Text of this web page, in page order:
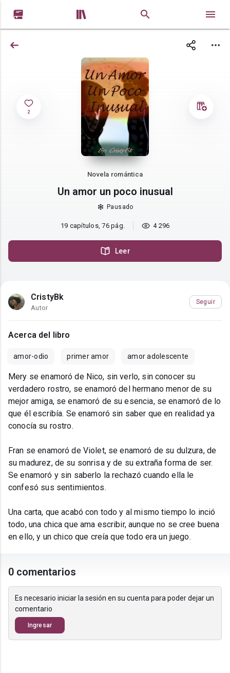
 
2
Novela romántica
Un amor un poco inusual
Pausado
19 capítulos, 76 pág. 4 296
Leer
CristyBk
Autor
Seguir
Acerca del libro
amor-odio primer amor amor adolescente
Mery se enamoró de Nico, sin verlo, sin conocer su
verdadero rostro, se enamoró del hermano menor de su
mejor amiga, se enamoró de su esencia, se enamoró de lo
que él escribía. Se enamoró sin saber que en realidad ya
conocía su rostro.
Fran se enamoró de Violet, se enamoró de su dulzura, de
su madurez, de su sonrisa y de su extraña forma de ser.
Se enamoró y sin saberlo la rechazó cuando ella le
confesó sus sentimientos.
Una carta, que acabó con todo y al mismo tiempo lo inció
todo, una chica que ama escribir, aunque no se cree buena
en ello, y un chico que creía que todo era un juego.
0 comentarios
Es necesario iniciar la sesión en su cuenta para poder dejar un
comentario
Ingresar